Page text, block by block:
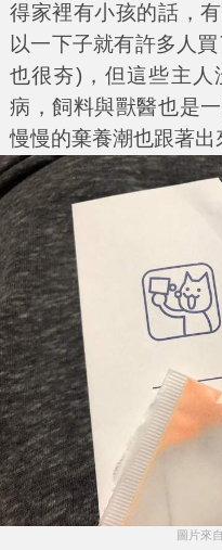
得家裡有小孩的話，
以一下子就有許多人
也很夯)，但這些主人
病，飼料與獸醫也是
慢慢的棄養潮也跟著出
圖片來